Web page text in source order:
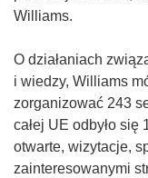
z
y
s
i
ę
w
Williams.
O działaniach
i wiedzy, Williams
zorganizować 243
całej UE odbyło
otwarte, wizytacje,
zainteresowanymi